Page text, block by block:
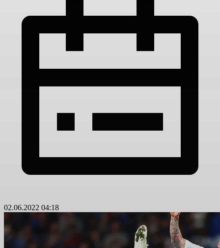
02.06.2022 04:18